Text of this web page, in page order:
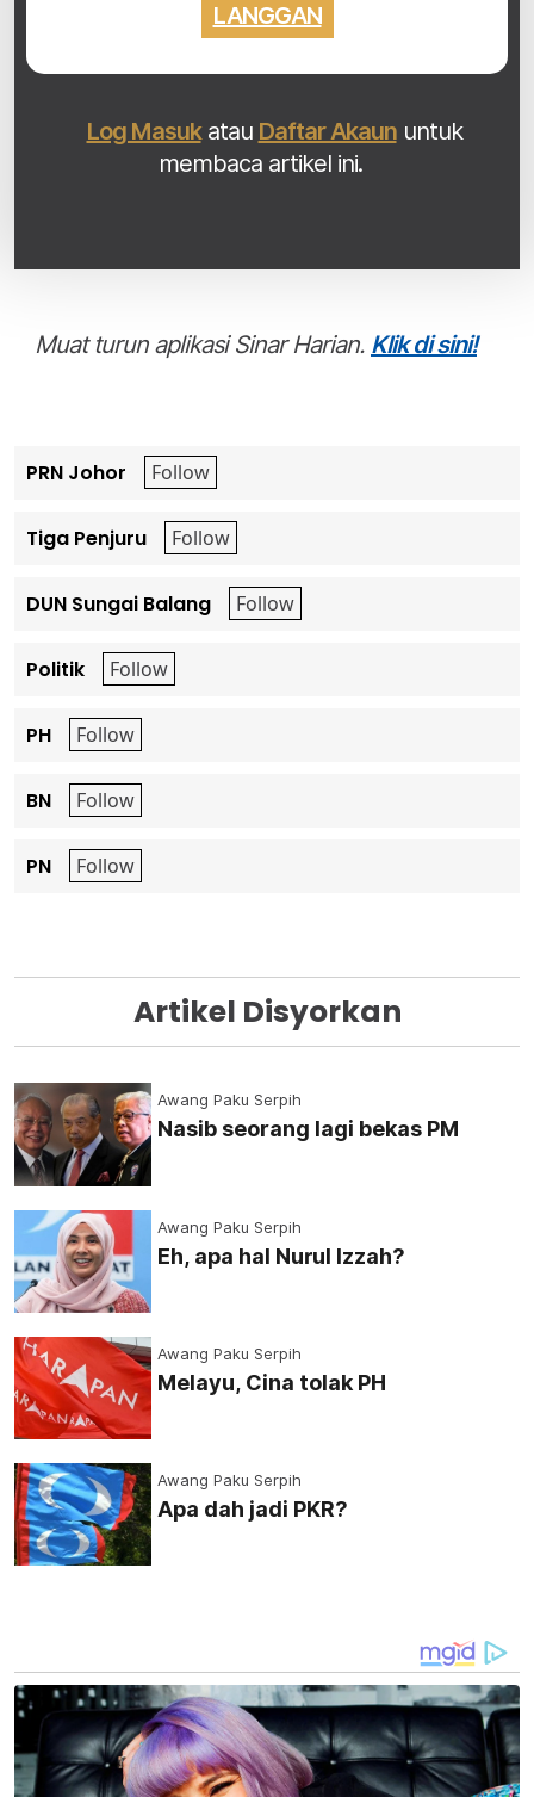
LANGGAN
Log Masukatau Daftar Akaununtuk
membaca artikel ini.
Muat turun aplikasi Sinar Harian. Klik di sini!
PRN Johor
Tiga Penjuru
DUN Sungai Balang
Politik
PH
BN
PN
Artikel Disyorkan
Awang Paku Serpih
Nasib seorang lagi bekas PM
Awang Paku Serpih
Eh, apa hal Nurul Izzah?
Awang Paku Serpih
Melayu, Cina tolak PH
Awang Paku Serpih
Apa dah jadi PKR?